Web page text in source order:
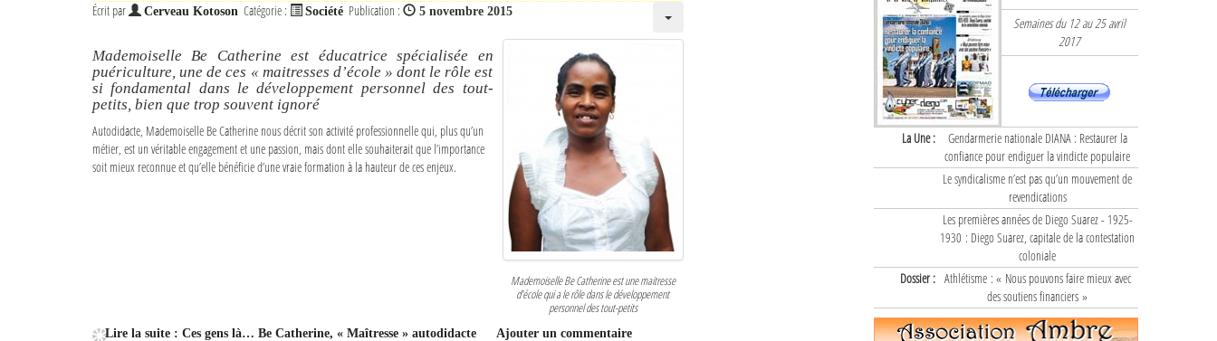
Écrit par Cerveau Kotoson Catégorie : Société Publication : 5 novembre 2015
Mademoiselle Be Catherine est une maitresse
d’école qui a le rôle dans le développement
personnel des tout-petits
Mademoiselle Be Catherine est éducatrice spécialisée en
puériculture, une de ces « maitresses d’école » dont le rôle est
si fondamental dans le développement personnel des tout-
petits, bien que trop souvent ignoré
Autodidacte, Mademoiselle Be Catherine nous décrit son activité professionnelle qui, plus qu’un
métier, est un véritable engagement et une passion, mais dont elle souhaiterait que l’importance
soit mieux reconnue et qu’elle bénéficie d’une vraie formation à la hauteur de ces enjeux.
Lire la suite : Ces gens là… Be Catherine, « Maîtresse » autodidacte Ajouter un commentaire
Semaines du 12 au 25 avril
2017
La Une :
Gendarmerie nationale DIANA : Restaurer la
confiance pour endiguer la vindicte populaire
Le syndicalisme n’est pas qu’un mouvement de
revendications
Les premières années de Diego Suarez - 1925-
1930 : Diego Suarez, capitale de la contestation
coloniale
Dossier : Athlétisme : « Nous pouvons faire mieux avec
des soutiens financiers »